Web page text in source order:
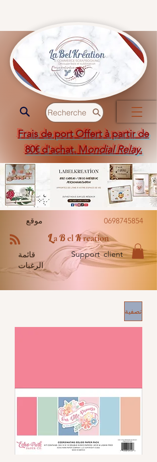
Recherche
Frais de port Offert à partir de
80€ d'achat. Mondial Relay.
موقع 0698745854
LaBelKreation
قائمة
الرغبات
Support client
تصفية